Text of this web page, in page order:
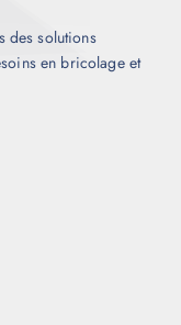
des solutions
en bricolage et